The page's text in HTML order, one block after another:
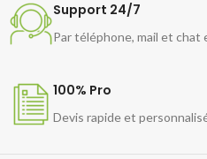
Support 24/7
Par téléphone, mail et chat
100% Pro
Devis rapide et